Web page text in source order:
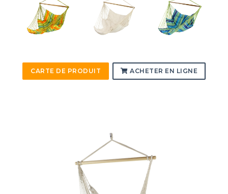
CARTE DE PRODUIT ACHETER EN LIGNE